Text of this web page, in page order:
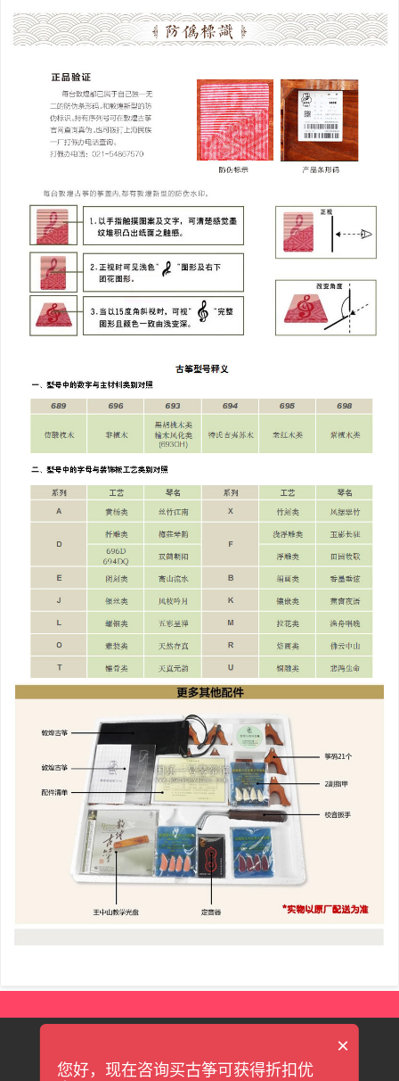
联系我们 关于我们 | 新手上路 | 售后服务 |
×
您好，现在咨询买古筝可获得折扣优